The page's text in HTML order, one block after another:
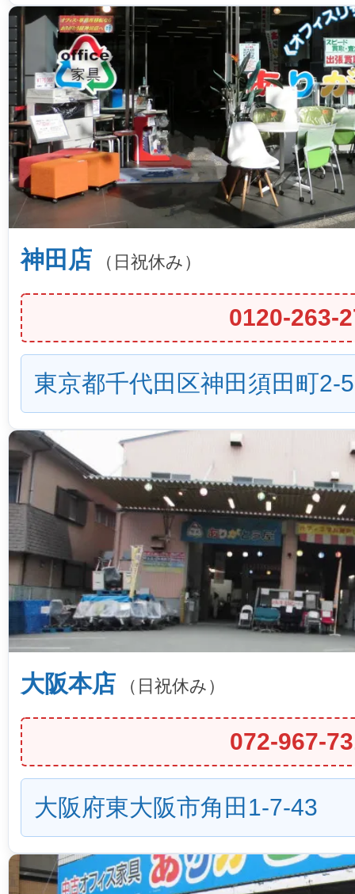
神田店 （日祝休み）
0120-263-
東京都千代田区神田須田町2-
大阪本店 （日祝休み）
072-967-
大阪府東大阪市角田1-7-43